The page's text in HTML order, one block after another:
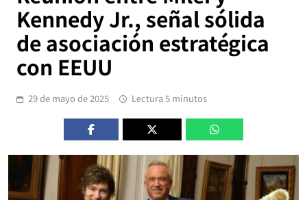
Kennedy Jr., señal sólida
de asociación estratégica
con EEUU
29 de mayo de 2025 Lectura 5 minutos